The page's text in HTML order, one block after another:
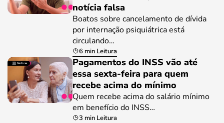
notícia falsa
Boatos sobre cancelamento de dívida
por internação psiquiátrica está
circulando…
6 min Leitura
Pagamentos do INSS vão até
essa sexta-feira para quem
recebe acima do mínimo
Quem recebe acima do salário mínimo
em benefício do INSS…
3 min Leitura